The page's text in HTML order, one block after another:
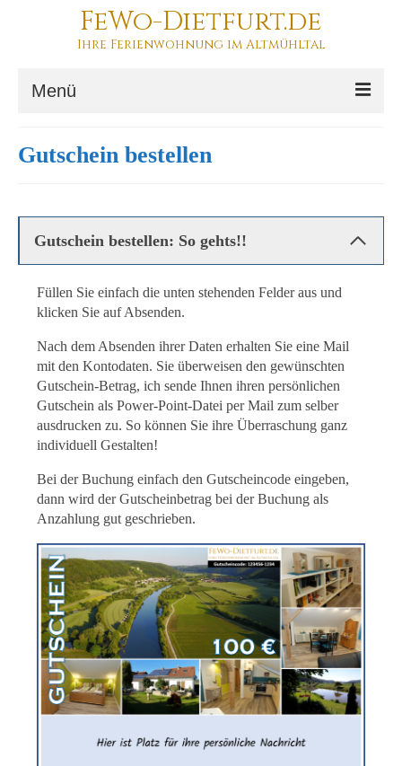
FeWo-Dietfurt.de
Ihre Ferienwohnung im Altmühltal
Menü
Buchung
Gutschein bestellen
Gutschein bestellen: So gehts!!
Füllen Sie einfach die unten stehenden Felder aus und
klicken Sie auf Absenden.
Nach dem Absenden ihrer Daten erhalten Sie eine Mail
mit den Kontodaten. Sie überweisen den gewünschten
Gutschein-Betrag, ich sende Ihnen ihren persönlichen
Gutschein als Power-Point-Datei per Mail zum selber
ausdrucken zu. So können Sie ihre Überraschung ganz
individuell Gestalten!
Bei der Buchung einfach den Gutscheincode eingeben,
dann wird der Gutscheinbetrag bei der Buchung als
Anzahlung gut geschrieben.